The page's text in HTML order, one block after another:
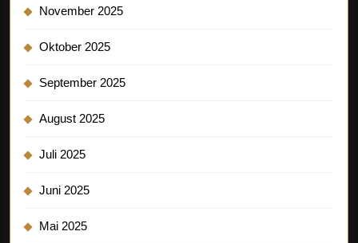
November 2025
Oktober 2025
September 2025
August 2025
Juli 2025
Juni 2025
Mai 2025